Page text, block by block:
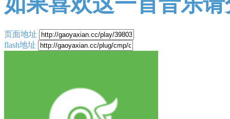
页面地址
flash地址